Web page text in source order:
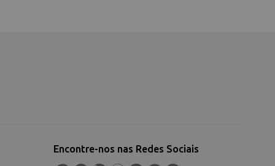
Encontre-nos nas Redes Sociais